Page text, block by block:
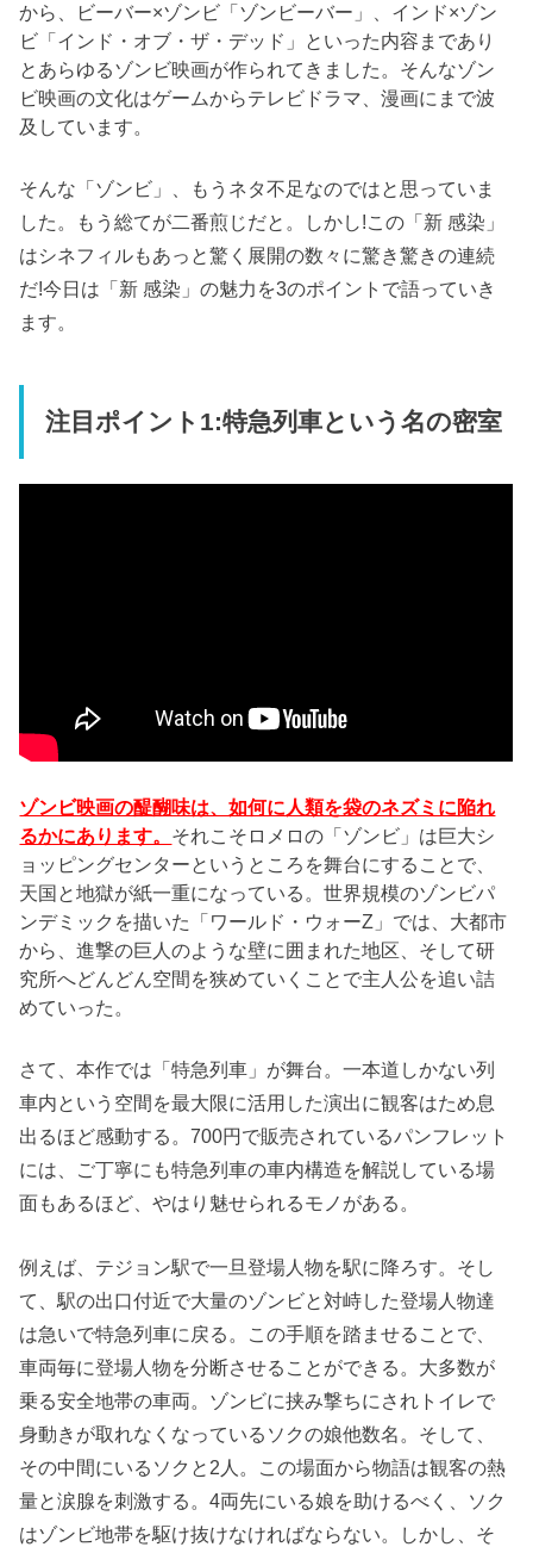
から、ビーバー×ゾンビ「ゾンビーバー」、インド×ゾン
ビ「インド・オブ・ザ・デッド」といった内容まであり
とあらゆるゾンビ映画が作られてきました。そんなゾン
ビ映画の文化はゲームからテレビドラマ、漫画にまで波
及しています。
そんな「ゾンビ」、もうネタ不足なのではと思っていま
した。もう総てが二番煎じだと。しかし!この「新 感染」
はシネフィルもあっと驚く展開の数々に驚き驚きの連続
だ!今日は「新 感染」の魅力を3のポイントで語っていき
ます。
注目ポイント1:特急列車という名の密室
ゾンビ映画の醍醐味は、如何に人類を袋のネズミに陥れ
るかにあります。 それこそロメロの「ゾンビ」は巨大シ
ョッピングセンターというところを舞台にすることで、
天国と地獄が紙一重になっている。世界規模のゾンビパ
ンデミックを描いた「ワールド・ウォーZ」では、大都市
から、進撃の巨人のような壁に囲まれた地区、そして研
究所へどんどん空間を狭めていくことで主人公を追い詰
めていった。
さて、本作では「特急列車」が舞台。一本道しかない列
車内という空間を最大限に活用した演出に観客はため息
出るほど感動する。700円で販売されているパンフレット
には、ご丁寧にも特急列車の車内構造を解説している場
面もあるほど、やはり魅せられるモノがある。
例えば、テジョン駅で一旦登場人物を駅に降ろす。そし
て、駅の出口付近で大量のゾンビと対峙した登場人物達
は急いで特急列車に戻る。この手順を踏ませることで、
車両毎に登場人物を分断させることができる。大多数が
乗る安全地帯の車両。ゾンビに挟み撃ちにされトイレで
身動きが取れなくなっているソクの娘他数名。そして、
その中間にいるソクと2人。この場面から物語は観客の熱
量と涙腺を刺激する。4両先にいる娘を助けるべく、ソク
はゾンビ地帯を駆け抜けなければならない。しかし、そ